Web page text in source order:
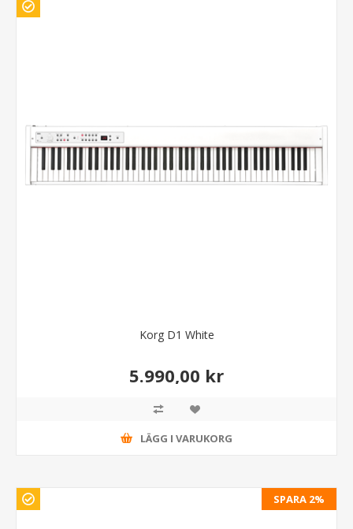
Korg D1 White
5.990,00 kr
LÄGG I VARUKORG
SPARA 2%